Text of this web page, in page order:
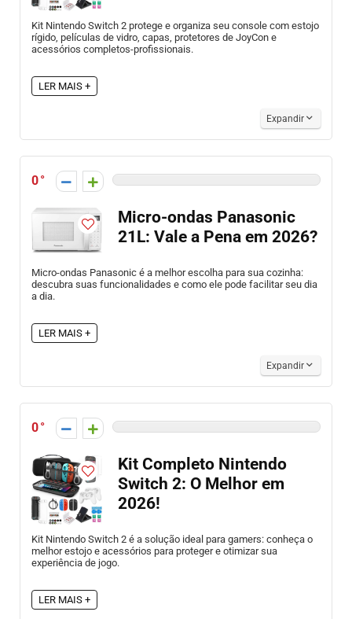
Kit Nintendo Switch 2 protege e organiza seu console com estojo
rígido, películas de vidro, capas, protetores de JoyCon e
acessórios completos-profissionais.
LER MAIS +
Expandir
0
Micro-ondas Panasonic
21L: Vale a Pena em 2026?
Micro-ondas Panasonic é a melhor escolha para sua cozinha:
descubra suas funcionalidades e como ele pode facilitar seu dia
a dia.
LER MAIS +
Expandir
0
Kit Completo Nintendo
Switch 2: O Melhor em
2026!
Kit Nintendo Switch 2 é a solução ideal para gamers: conheça o
melhor estojo e acessórios para proteger e otimizar sua
experiência de jogo.
LER MAIS +